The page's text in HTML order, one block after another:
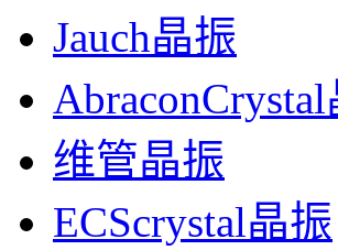
Jauch晶振
维管晶振
ECScrystal晶振